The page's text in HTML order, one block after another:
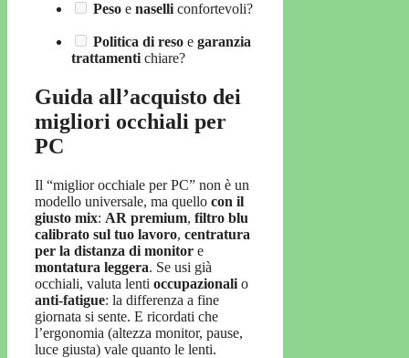
Peso e naselli confortevoli?
Politica di reso e garanzia
trattamenti chiare?
Guida all’acquisto dei
migliori occhiali per
PC
Il “miglior occhiale per PC” non è un
modello universale, ma quello con il
giusto mix: AR premium, filtro blu
calibrato sul tuo lavoro, centratura
per la distanza di monitor e
montatura leggera. Se usi già
occhiali, valuta lenti occupazionali o
anti-fatigue: la differenza a fine
giornata si sente. E ricordati che
l’ergonomia (altezza monitor, pause,
luce giusta) vale quanto le lenti.